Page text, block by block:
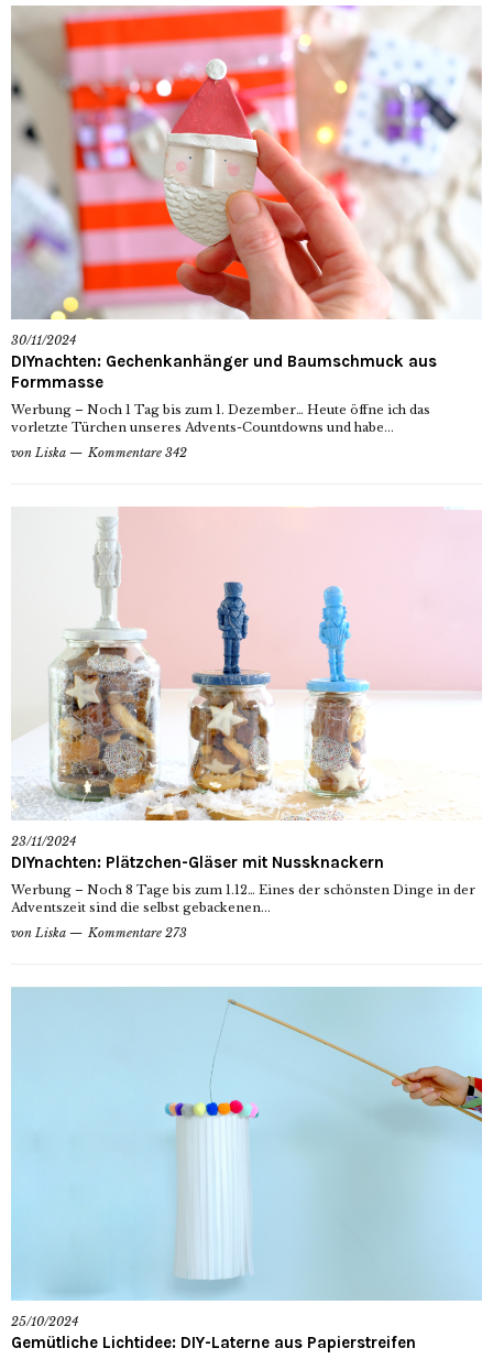
30/11/2024
DIYnachten: Gechenkanhänger und Baumschmuck aus
Formmasse
Werbung – Noch 1 Tag bis zum 1. Dezember… Heute öffne ich das
vorletzte Türchen unseres Advents-Countdowns und habe...
von Liska Kommentare 342
23/11/2024
DIYnachten: Plätzchen-Gläser mit Nussknackern
Werbung – Noch 8 Tage bis zum 1.12… Eines der schönsten Dinge in der
Adventszeit sind die selbst gebackenen...
von Liska Kommentare 273
25/10/2024
Gemütliche Lichtidee: DIY-Laterne aus Papierstreifen